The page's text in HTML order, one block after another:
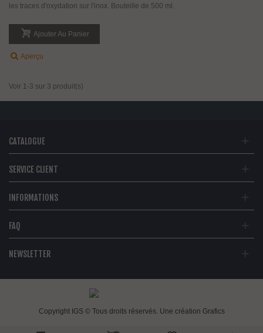
les traces d'oxydation sur l'inox. Bouteille de 500 ml.
Ajouter Au Panier
Aperçu
Voir 1-3 sur 3 produit(s)
CATALOGUE
SERVICE CLIENT
INFORMATIONS
FAQ
NEWSLETTER
Copyright IGS © Tous droits réservés. Une création Grafics